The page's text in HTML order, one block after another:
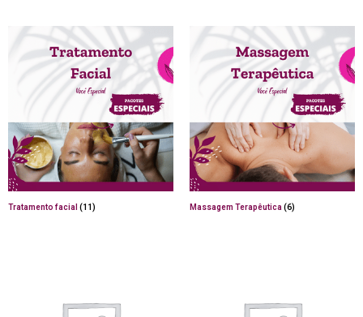
Tratamento facial (11) Massagem Terapêutica (6)